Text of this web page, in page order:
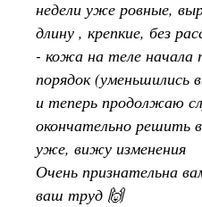
недели уже ровные,
длину , крепкие, без
- кожа на теле начала
порядок (уменьшились
и теперь продолжаю
окончательно решить
уже, вижу изменения
Очень признательна
ваш труд 🙌